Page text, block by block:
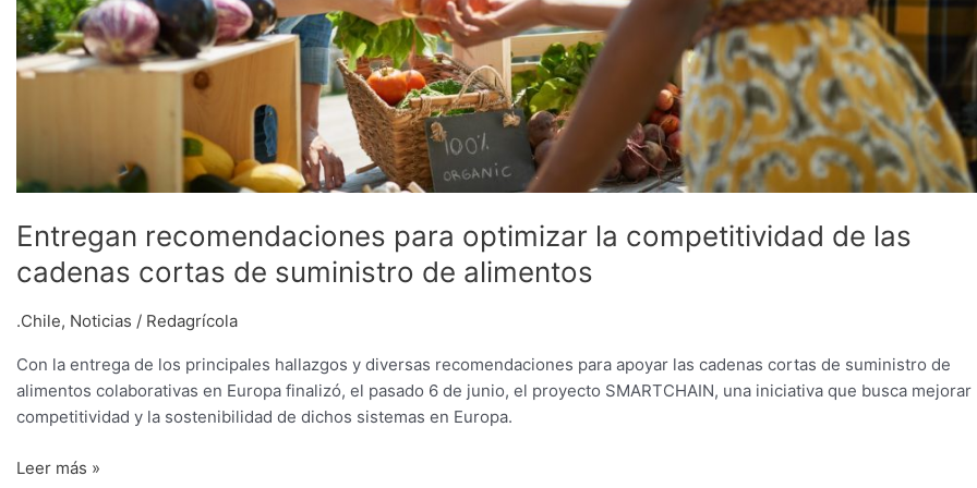
Entregan recomendaciones para optimizar la competitividad de las
cadenas cortas de suministro de alimentos
.Chile, Noticias / Redagrícola
Con la entrega de los principales hallazgos y diversas recomendaciones para apoyar las cadenas cortas de suministro de
alimentos colaborativas en Europa finalizó, el pasado 6 de junio, el proyecto SMARTCHAIN, una iniciativa que busca mejorar
competitividad y la sostenibilidad de dichos sistemas en Europa.
Leer más »